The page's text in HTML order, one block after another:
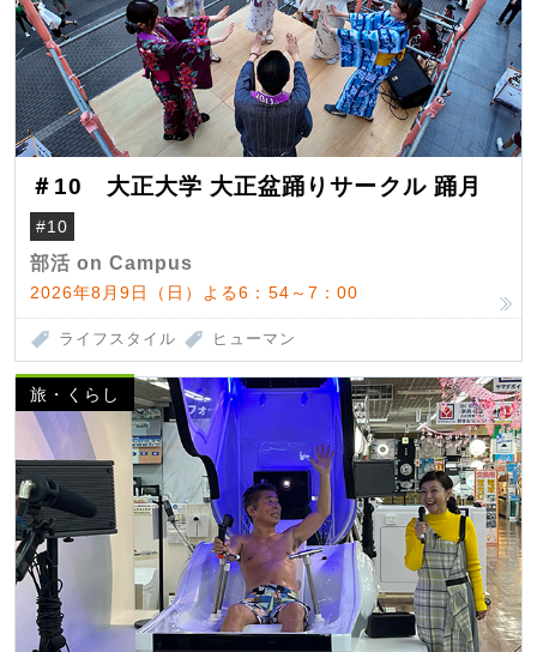
＃10 大正大学 大正盆踊りサークル 踊月
#10
部活 on Campus
2026年8月9日（日）よる6：54～7：00
ライフスタイル ヒューマン
旅・くらし